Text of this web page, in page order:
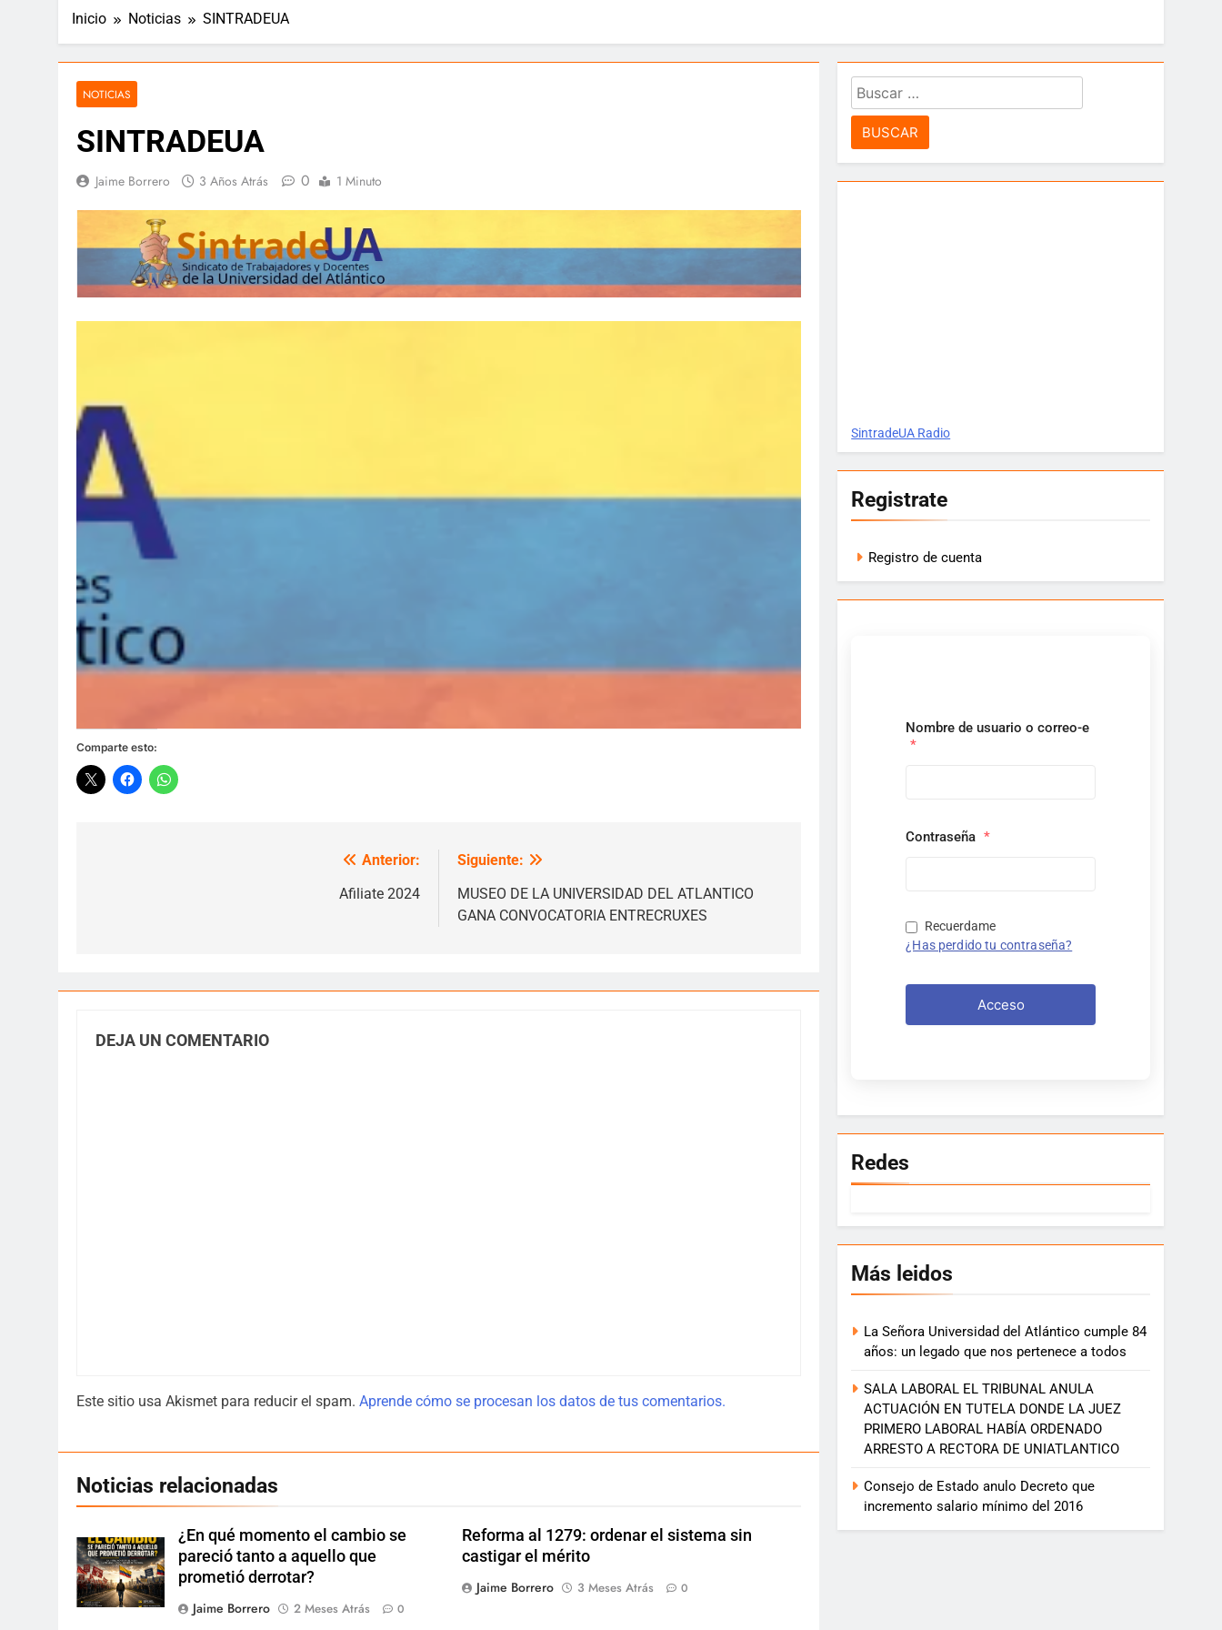
🕊️ Nota de duelo 🕊️“¿Críticas técnicas o ataques electorales? La verdad sobre nuestra universidad”
12 Meses Atrás
📘 Rectoría en juego – Entrega II De la política al campus: el salto vacío de Leyton Barrios
Cuando la lealtad se pone a prueba: reflexiones sobre coherencia y unidad institucional
12 Meses Atrás
Inicio Noticias SINTRADEUA
NOTICIAS
SINTRADEUA
Jaime Borrero 3 Años Atrás 0 1 Minuto
Comparte esto:
Anterior:
Afiliate 2024
Siguiente:
MUSEO DE LA UNIVERSIDAD DEL ATLANTICO
GANA CONVOCATORIA ENTRECRUXES
DEJA UN COMENTARIO
Este sitio usa Akismet para reducir el spam. Aprende cómo se procesan los datos de tus comentarios.
Noticias relacionadas
¿En qué momento el cambio se
pareció tanto a aquello que
prometió derrotar?
Jaime Borrero
2 Meses Atrás 0
Reforma al 1279: ordenar el sistema sin
castigar el mérito
Jaime Borrero
3 Meses Atrás 0
Buscar:
SintradeUA Radio
Registrate
Registro de cuenta
Nombre de usuario o correo-e
*
Contraseña *
Recuerdame
¿Has perdido tu contraseña?
Acceso
Redes
Más leidos
La Señora Universidad del Atlántico cumple 84
años: un legado que nos pertenece a todos
SALA LABORAL EL TRIBUNAL ANULA
ACTUACIÓN EN TUTELA DONDE LA JUEZ
PRIMERO LABORAL HABÍA ORDENADO
ARRESTO A RECTORA DE UNIATLANTICO
Consejo de Estado anulo Decreto que
incremento salario mínimo del 2016